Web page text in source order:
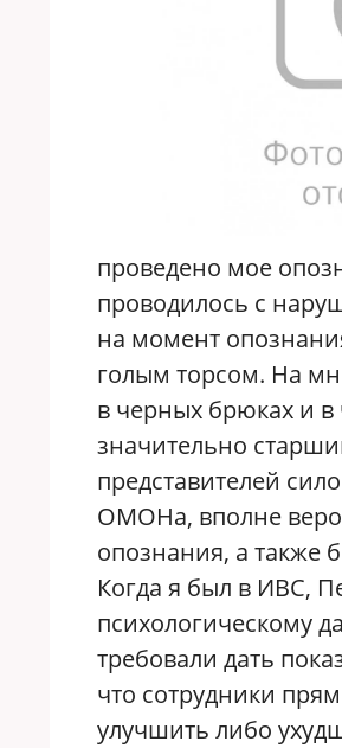
проведено мое
проводилось с
на момент
голым торсом. На
в черных брюках и
значительно
представителей
ОМОНа, вполне
опознания, а также
Когда я был в ИВС,
психологическому
требовали дать
что сотрудники
улучшить либо